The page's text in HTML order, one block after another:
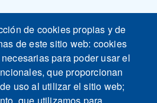
de cookies propias y de
de este sitio web: cookies
para poder usar el
que proporcionan
uso al utilizar el sitio web;